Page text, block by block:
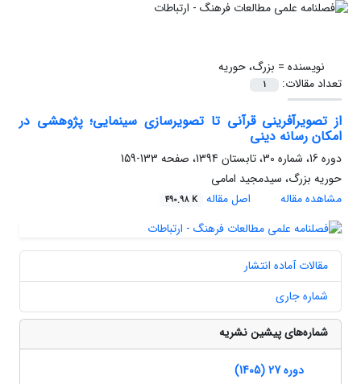
نویسنده = بزرگ، حوریه
تعداد مقالات:
1
از تصویر‏آفرینی قرآنی تا تصویر‏سازی سینمایی؛ پژوهشی در
امکان رسانه دینی
دوره 16، شماره 30، تابستان 1394، صفحه
133-159
حوریه بزرگ، سیدمجید امامی
مشاهده مقاله
اصل مقاله 490.98 K
مقالات آماده انتشار
شماره جاری
شماره‌های پیشین نشریه
دوره 27 (1405)